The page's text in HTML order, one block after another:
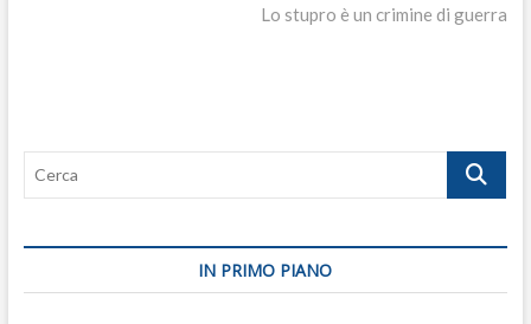
post:
Lo stupro è un crimine di guerra
Cerca
IN PRIMO PIANO